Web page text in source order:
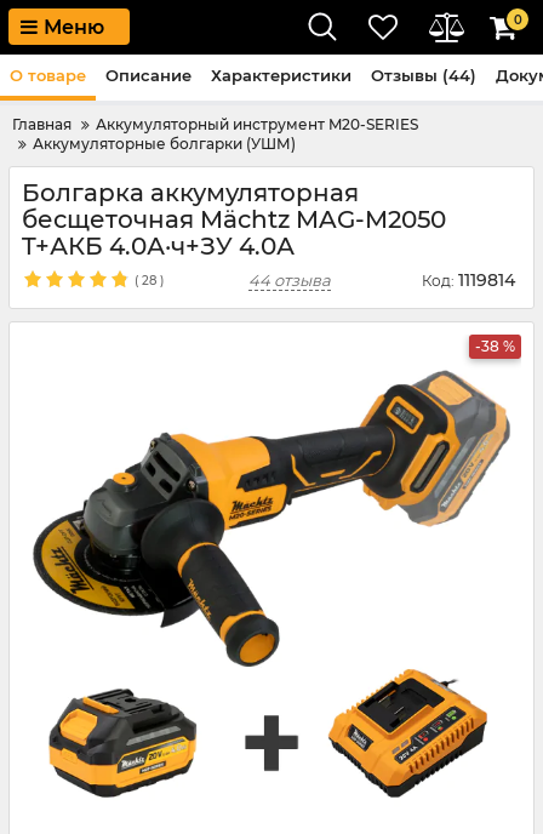
Меню 0
Главная
Аккумуляторный инструмент M20-SERIES
Аккумуляторные болгарки (УШМ)
Болгарка аккумуляторная
бесщеточная Mächtz MAG-M2050
T+АКБ 4.0А·ч+ЗУ 4.0А
( 28 ) 44 отзыва Код: 1119814
-38 %
О товаре Описание Характеристики Отзывы (44)